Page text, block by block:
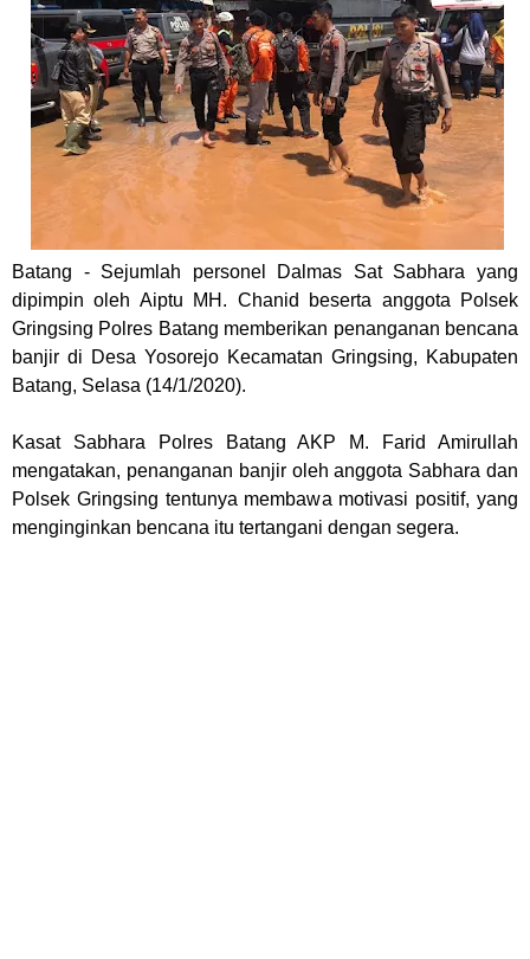
Batang -Sejumlah personel Dalmas Sat Sabhara yang
dipimpin oleh Aiptu MH. Chanid beserta anggota Polsek
Gringsing Polres Batang memberikan penanganan bencana
banjir di Desa Yosorejo Kecamatan Gringsing, Kabupaten
Batang, Selasa (14/1/2020).
Kasat Sabhara Polres Batang AKP M. Farid Amirullah
mengatakan, penanganan banjir oleh anggota Sabhara dan
Polsek Gringsing tentunya membawa motivasi positif, yang
menginginkan bencana itu tertangani dengan segera.